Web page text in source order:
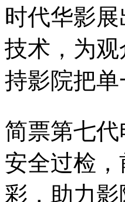
时代华影
技术，为
持影院把
简票第七
安全过检
彩，助力